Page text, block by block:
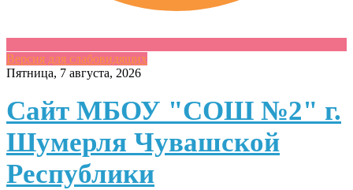
Версия для слабовидящих
Skip
content
Пятница, 7 августа, 2026
Сайт МБОУ "СОШ №2" г.
Шумерля Чувашской
Республики